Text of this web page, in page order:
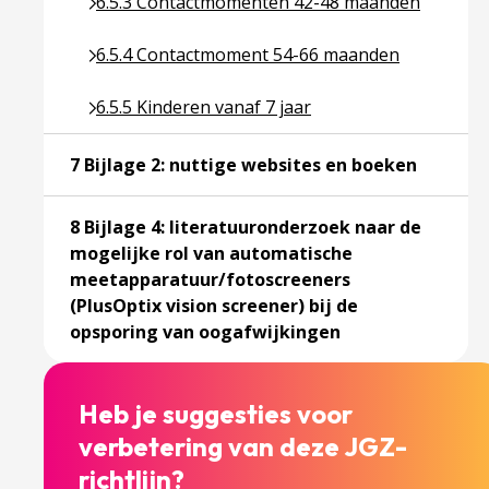
6.5.4 Contactmoment 54-66 maanden
Ga naar pagina over 6.5.4 Contactmoment 54-66
6.5.5 Kinderen vanaf 7 jaar
Ga naar pagina over 6.5.5 Kinderen vanaf 7 jaar
7 Bijlage 2: nuttige websites en boeken
8 Bijlage 4: literatuuronderzoek naar de
mogelijke rol van automatische
meetapparatuur/fotoscreeners
(PlusOptix vision screener) bij de
opsporing van oogafwijkingen
Heb je suggesties voor
verbetering van deze JGZ-
richtlijn?